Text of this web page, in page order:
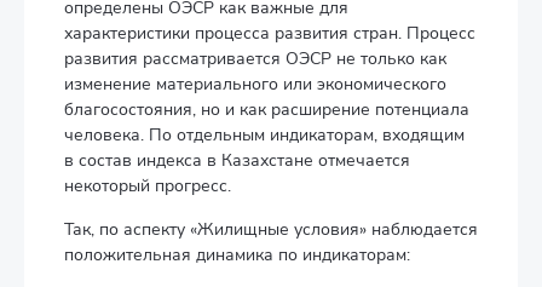
определены ОЭСР как важные для
характеристики процесса развития стран. Процесс
развития рассматривается ОЭСР не только как
изменение материального или экономического
благосостояния, но и как расширение потенциала
человека. По отдельным индикаторам, входящим
в состав индекса в Казахстане отмечается
некоторый прогресс.
Так, по аспекту «Жилищные условия» наблюдается
положительная динамика по индикаторам: